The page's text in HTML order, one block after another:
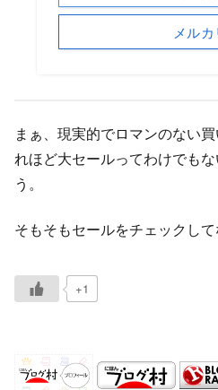
メルカ
まぁ、現実的でロマンのない
れほど大セールってわけでも
う。
そもそもセールをチェックし
+1